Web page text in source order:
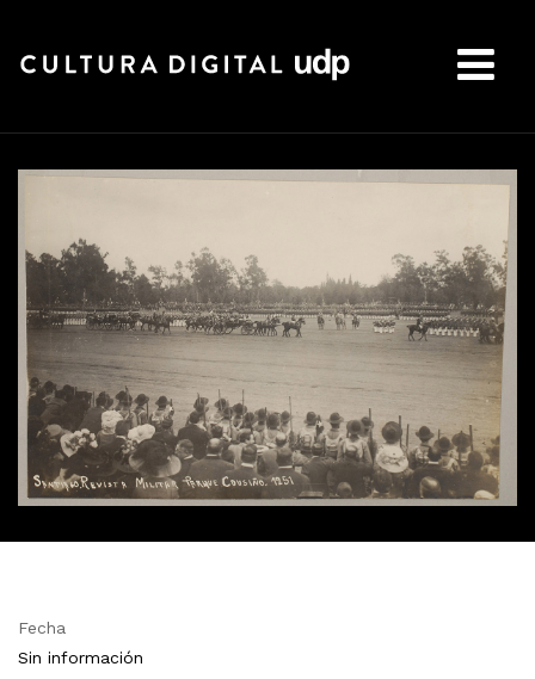
Fecha
Sin información